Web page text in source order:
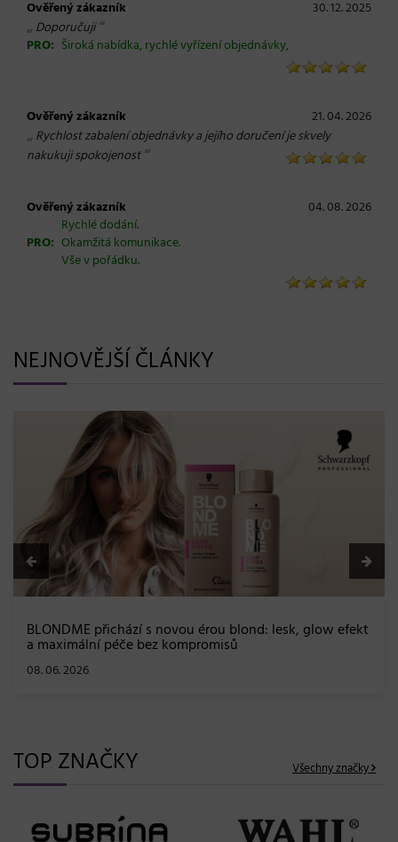
Ověřený zákazník 30. 12. 2025
„ Doporučuji“
PRO: Široká nabídka, rychlé vyřízení objednávky,
Ověřený zákazník 21. 04. 2026
„ Rychlost zabalení objednávky a jejího doručení je skvely
nakukuji spokojenost“
Ověřený zákazník
04. 08. 2026
PRO:
Rychlé dodání.
Okamžitá komunikace.
Vše v pořádku.
NEJNOVĚJŠÍ ČLÁNKY
BLONDME přichází s novou érou blond: lesk, glow efekt
a maximální péče bez kompromisů
08. 06. 2026
TOP ZNAČKY Všechny značky